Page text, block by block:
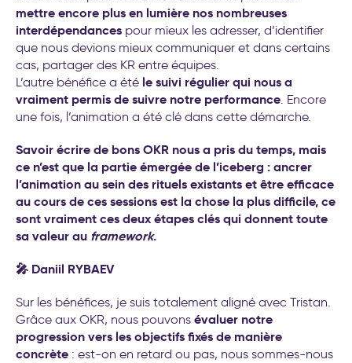
mettre encore plus en lumière nos nombreuses
interdépendances pour mieux les adresser, d’identifier
que nous devions mieux communiquer et dans certains
cas, partager des KR entre équipes.
L’autre bénéfice a été le suivi régulier qui nous a
vraiment permis de suivre notre performance. Encore
une fois, l’animation a été clé dans cette démarche.
Savoir écrire de bons OKR nous a pris du temps, mais
ce n’est que la partie émergée de l’iceberg : ancrer
l’animation au sein des rituels existants et être efficace
au cours de ces sessions est la chose la plus difficile, ce
sont vraiment ces deux étapes clés qui donnent toute
sa valeur au framework.
🎤 Daniil RYBAEV
Sur les bénéfices, je suis totalement aligné avec Tristan.
Grâce aux OKR, nous pouvons évaluer notre
progression vers les objectifs fixés de manière
concrète : est-on en retard ou pas, nous sommes-nous